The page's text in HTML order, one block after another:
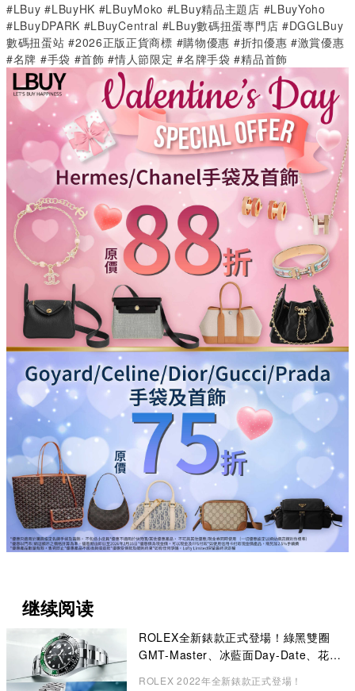
#LBuy #LBuyHK #LBuyMoko #LBuy精品主題店 #LBuyYoho
#LBuyDPARK #LBuyCentral #LBuy數碼扭蛋專門店 #DGGLBuy
數碼扭蛋站 #2026正版正貨商標 #購物優惠 #折扣優惠 #激賞優惠
#名牌 #手袋 #首飾 #情人節限定 #名牌手袋 #精品首飾
继续阅读
ROLEX全新錶款正式登場！綠黑雙圈
GMT-Master、冰藍面Day-Date、花卉
ROLEX 2022年全新錶款正式登場！